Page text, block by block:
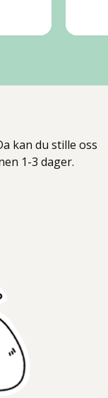
kan du stille oss
1-3 dager.